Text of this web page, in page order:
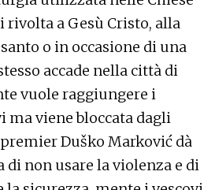
a Gesù Cristo, alla
o in occasione di una
accade nella città di
vuole raggiungere i
ma viene bloccata dagli
Duško Marković dà
di non usare la violenza e di